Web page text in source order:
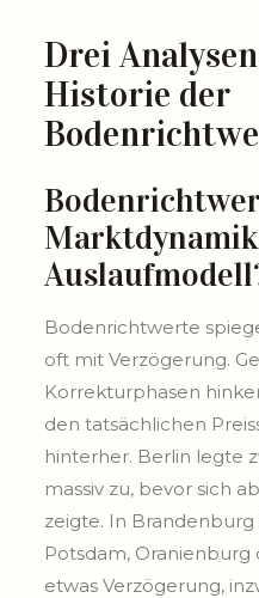
Drei
Historie der
Bodenrichtwerte
oft mit Verzögerung.
Korrekturphasen
den tatsächlichen
hinterher. Berlin legte
massiv zu, bevor sich
zeigte. In
Potsdam,
etwas Verzögerung,